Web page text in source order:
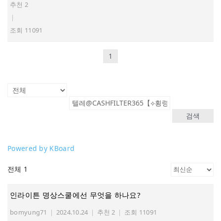
추천 2
|
조회 11091
1
검색
Powered by KBoard
전체 1
인라이튼 명상스쿨에선 무엇을 하나요?
bomyung71 | 2024.10.24 | 추천 2 | 조회 11091